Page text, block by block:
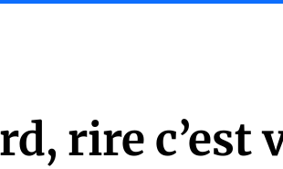
rire c’est